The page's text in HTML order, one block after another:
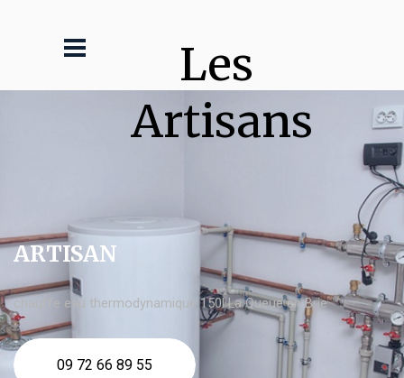
Les
Artisans
ARTISAN
chauffe eau thermodynamique 150l La Queue en Brie
09 72 66 89 55